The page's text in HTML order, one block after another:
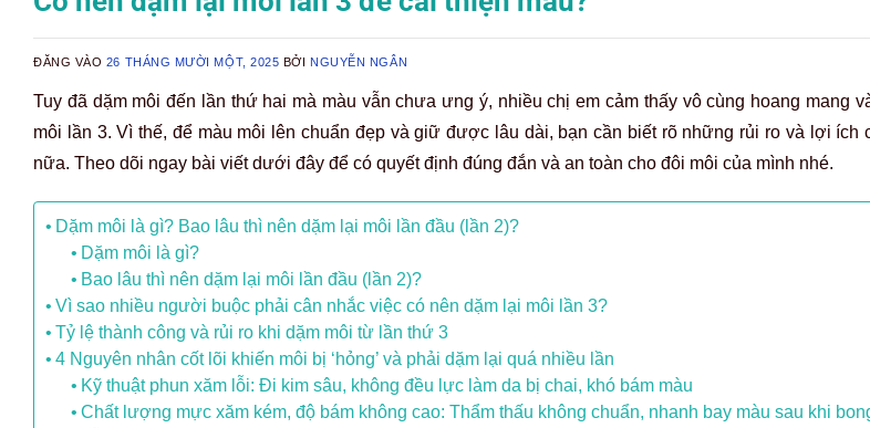
ĐĂNG VÀO 26 THÁNG MƯỜI MỘT, 2025 BỞI NGUYỄN NGÂN
Tuy đã dặm môi đến lần thứ hai mà màu vẫn chưa ưng ý, nhiều chị em cảm thấy vô cùng hoang mang
môi lần 3. Vì thế, để màu môi lên chuẩn đẹp và giữ được lâu dài, bạn cần biết rõ những rủi ro và lợi ích
nữa. Theo dõi ngay bài viết dưới đây để có quyết định đúng đắn và an toàn cho đôi môi của mình nhé.
Dặm môi là gì? Bao lâu thì nên dặm lại môi lần đầu (lần 2)?
Dặm môi là gì?
Bao lâu thì nên dặm lại môi lần đầu (lần 2)?
Vì sao nhiều người buộc phải cân nhắc việc có nên dặm lại môi lần 3?
Tỷ lệ thành công và rủi ro khi dặm môi từ lần thứ 3
4 Nguyên nhân cốt lõi khiến môi bị ‘hỏng’ và phải dặm lại quá nhiều lần
Kỹ thuật phun xăm lỗi: Đi kim sâu, không đều lực làm da bị chai, khó bám màu
Chất lượng mực xăm kém, độ bám không cao: Thẩm thấu không chuẩn, nhanh bay màu sau khi